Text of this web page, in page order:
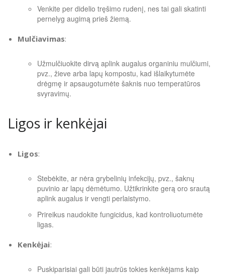
Venkite per didelio tręšimo rudenį, nes tai gali skatinti
pernelyg augimą prieš žiemą.
Mulčiavimas:
Užmulčiuokite dirvą aplink augalus organiniu mulčiumi,
pvz., žieve arba lapų kompostu, kad išlaikytumėte
drėgmę ir apsaugotumėte šaknis nuo temperatūros
svyravimų.
Ligos ir kenkėjai
Ligos:
Stebėkite, ar nėra grybelinių infekcijų, pvz., šaknų
puvinio ar lapų dėmėtumo. Užtikrinkite gerą oro srautą
aplink augalus ir vengti perlaistymo.
Prireikus naudokite fungicidus, kad kontroliuotumėte
ligas.
Kenkėjai:
Puskiparisiai gali būti jautrūs tokies kenkėjams kaip